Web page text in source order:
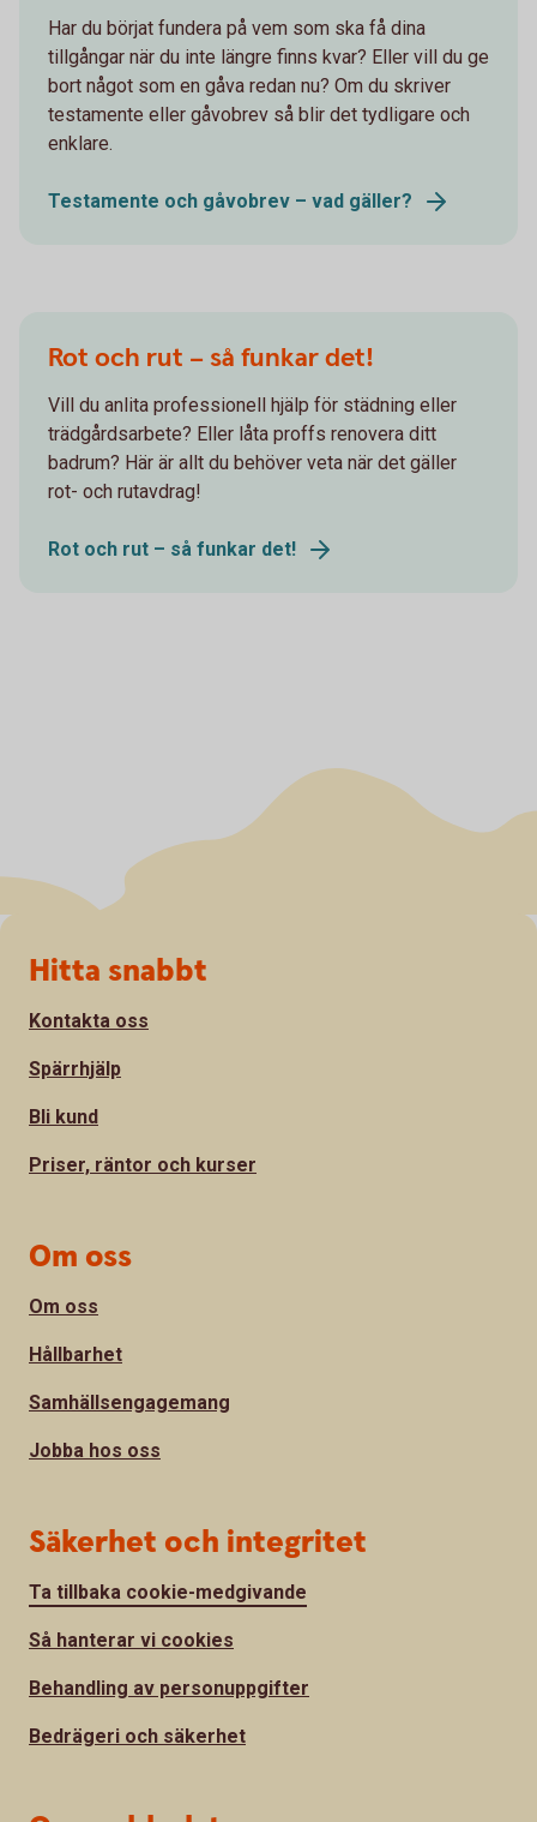
Har du börjat fundera på vem som ska få dina
tillgångar när du inte längre finns kvar? Eller vill du ge
bort något som en gåva redan nu? Om du skriver
testamente eller gåvobrev så blir det tydligare och
enklare.
Testamente och gåvobrev – vad gäller?
Rot och rut – så funkar det!
Vill du anlita professionell hjälp för städning eller
trädgårdsarbete? Eller låta proffs renovera ditt
badrum? Här är allt du behöver veta när det gäller
rot- och rutavdrag!
Rot och rut – så funkar det!
Sidfot
Hitta snabbt
Kontakta oss
Spärrhjälp
Bli kund
Priser, räntor och kurser
Om oss
Om oss
Hållbarhet
Samhällsengagemang
Jobba hos oss
Säkerhet och integritet
Ta tillbaka cookie-medgivande
Så hanterar vi cookies
Behandling av personuppgifter
Bedrägeri och säkerhet